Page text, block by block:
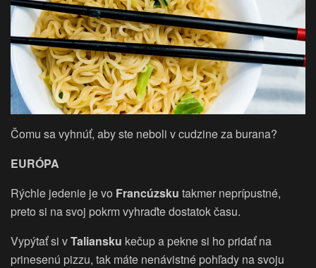
Čomu sa vyhnúť, aby ste neboli v cudzine za burana?
EURÓPA
Rýchle jedenie je vo Francúzsku takmer neprípustné,
preto si na svoj pokrm vyhraďte dostatok času.
Vypýtať si vTaliansku kečup a pekne si ho pridať na
prinesenú pizzu, tak máte nenávistné pohľady na svoju